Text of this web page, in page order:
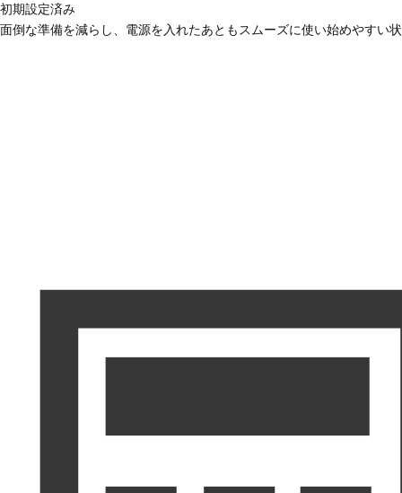
初期設定済み
面倒な準備を減らし、電源を入れたあともスムーズに使い始めやすい